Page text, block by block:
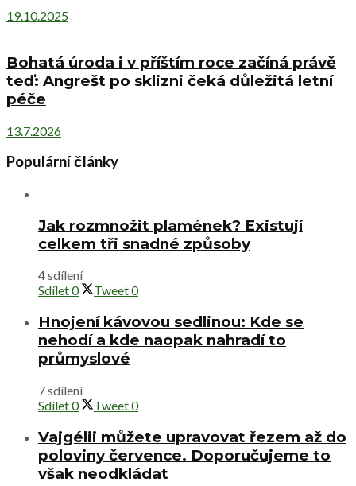
19.10.2025
Bohatá úroda i v příštím roce začíná právě
teď: Angrešt po sklizni čeká důležitá letní
péče
13.7.2026
Populární články
Jak rozmnožit plamének? Existují
celkem tři snadné způsoby
4 sdílení
Sdílet0 Tweet0
Hnojení kávovou sedlinou: Kde se
nehodí a kde naopak nahradí to
průmyslové
7 sdílení
Sdílet0 Tweet0
Vajgélii můžete upravovat řezem až do
poloviny července. Doporučujeme to
však neodkládat